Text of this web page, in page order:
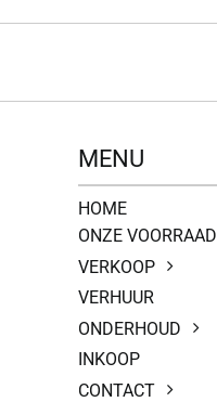
MENU
HOME
ONZE VOORRAAD
VERKOOP
VERHUUR
ONDERHOUD
INKOOP
CONTACT